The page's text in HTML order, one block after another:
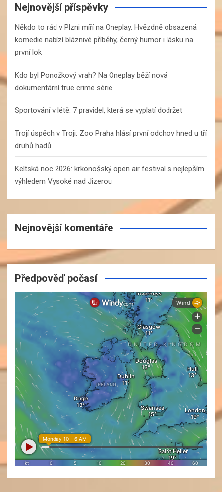
c
Nejnovější příspěvky
Někdo to rád v Plzni míří na Oneplay. Hvězdně obsazená
komedie nabízí bláznivé příběhy, černý humor i lásku na
první lok
Kdo byl Ponožkový vrah? Na Oneplay běží nová
dokumentární true crime série
Sportování v létě: 7 pravidel, která se vyplatí dodržet
Trojí úspěch v Troji: Zoo Praha hlásí první odchov hned u tří
druhů hadů
Keltská noc 2026: krkonošský open air festival s nejlepším
výhledem Vysoké nad Jizerou
Nejnovější komentáře
Předpověď počasí